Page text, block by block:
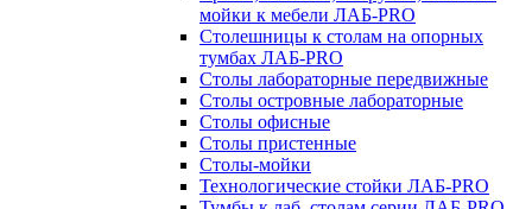
мойки к мебели ЛАБ-PRO
Столешницы к столам на опорных
тумбах ЛАБ-PRO
Столы лабораторные передвижные
Столы островные лабораторные
Столы офисные
Столы пристенные
Столы-мойки
Технологические стойки ЛАБ-PRO